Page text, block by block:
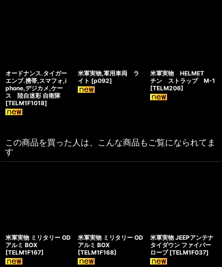
オードナンス.タイガー
エンブ.携帯,スマフォ,i
phone,デジカメ,ケー
ス 陸自迷彩 自衛隊
[TELM1F1018]
米軍実物,軍用車両 ラ
イト [p092]
米軍実物 HELMET
チン ストラップ M-1
[TELM206]
この商品を買った人は、こんな商品もご覧になられてま
す
米軍実物 ミリタリー OD
アルミ BOX
[TELM1F167]
米軍実物 ミリタリー OD
アルミ BOX
[TELM1F168]
米軍実物 JEEPアンテナ
タイダウン ファイバー
ロープ [TELM1F037]